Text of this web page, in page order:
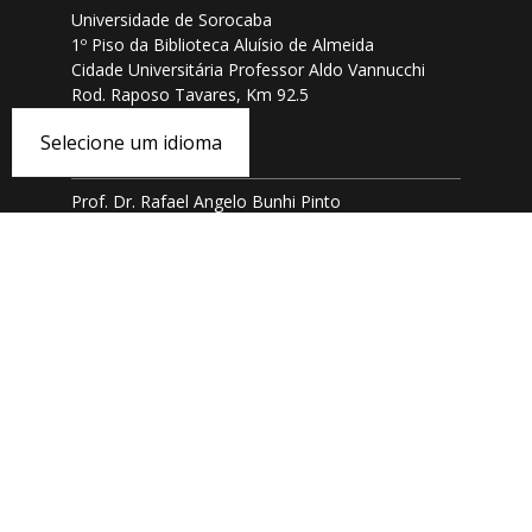
Selecione um idioma
Universidade de Sorocaba
1º Piso da Biblioteca Aluísio de Almeida
Cidade Universitária Professor Aldo Vannucchi
Rod. Raposo Tavares, Km 92.5
Prof. Dr. Rafael Angelo Bunhi Pinto